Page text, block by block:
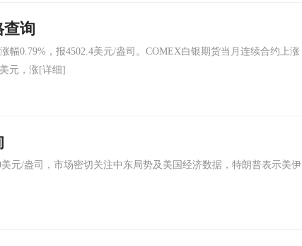
查询
0.79%，报4502.4美元/盎司。COMEX白银期货当月连续合约上涨
元，涨 [详细]
元/盎司，市场密切关注中东局势及美国经济数据，特朗普表示美伊